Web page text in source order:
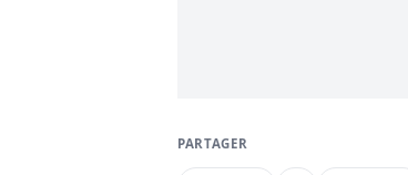
PARTAGER